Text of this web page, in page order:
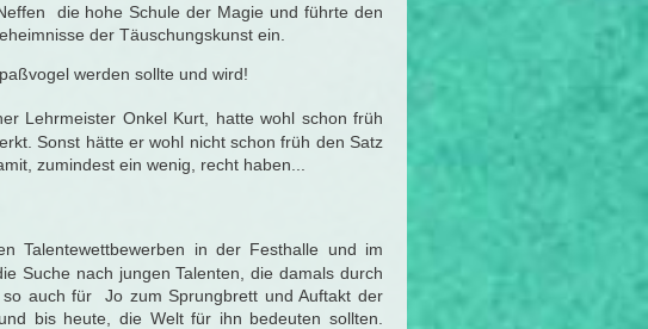
die hohe Schule der Magie und führte den
der Täuschungskunst ein.
werden sollte und wird!
Lehrmeister Onkel Kurt, hatte wohl schon früh
Sonst hätte er wohl nicht schon früh den Satz
zumindest ein wenig, recht haben...
Talentewettbewerben in der Festhalle und im
Suche nach jungen Talenten, die damals durch
auch für Jo zum Sprungbrett und Auftakt der
bis heute, die Welt für ihn bedeuten sollten.